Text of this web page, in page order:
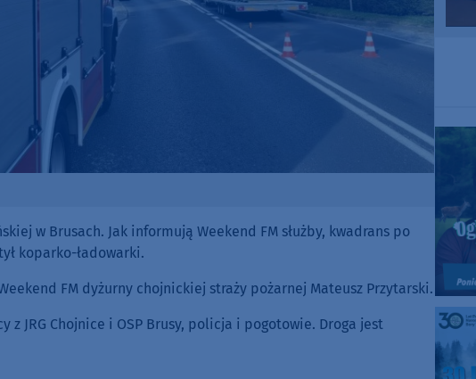
w Brusach. Jak informują Weekend FM służby, kwadrans po
koparko-ładowarki.
FM dyżurny chojnickiej straży pożarnej Mateusz Przytarski.
JRG Chojnice i OSP Brusy, policja i pogotowie. Droga jest